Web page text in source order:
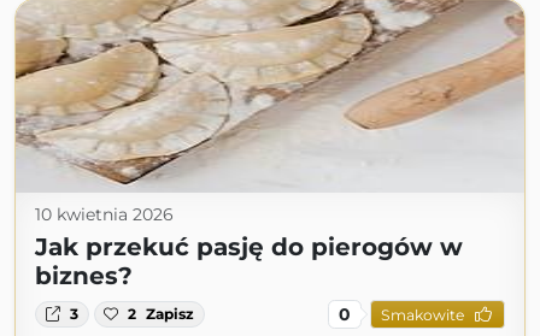
10 kwietnia 2026
Jak przekuć pasję do pierogów w
biznes?
3 2 Zapisz 0 Smakowite